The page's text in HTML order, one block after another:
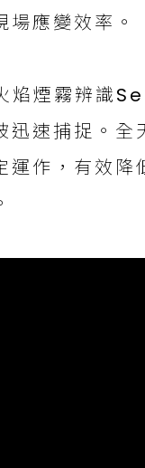
應變效率。
焰煙霧辨識
迅速捕捉。
運作，有效降